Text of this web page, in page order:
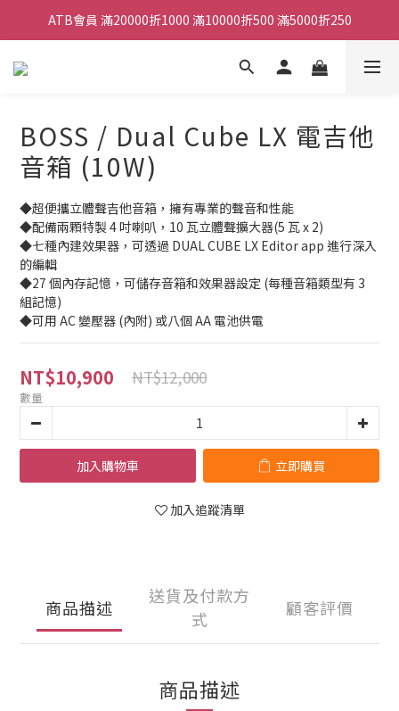
ATB會員 滿20000折1000 滿10000折500 滿5000折250
ATB會員 滿20000折1000 滿10000折500 滿5000折250
全館滿490元免運
ATB會員 滿20000折1000 滿10000折500 滿5000折250
BOSS / Dual Cube LX 電吉他
音箱 (10W)
◆超便攜立體聲吉他音箱，擁有專業的聲音和性能
◆配備兩顆特製 4 吋喇叭，10 瓦立體聲擴大器(5 瓦 x 2)
◆七種內建效果器，可透過 DUAL CUBE LX Editor app 進行深入
的編輯
◆27 個內存記憶，可儲存音箱和效果器設定 (每種音箱類型有 3
組記憶)
◆可用 AC 變壓器 (內附) 或八個 AA 電池供電
NT$10,900 NT$12,000
數量
加入購物車 立即購買
加入追蹤清單
商品描述
送貨及付款方
式
顧客評價
商品描述